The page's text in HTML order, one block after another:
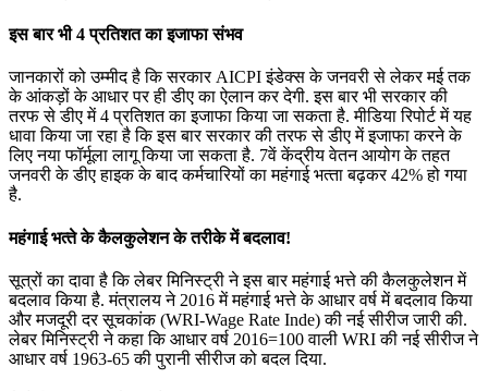
इस बार भी 4 प्रत‍िशत का इजाफा संभव
जानकारों को उम्‍मीद है क‍ि सरकार AICPI इंडेक्‍स के जनवरी से लेकर मई तक
के आंकड़ों के आधार पर ही डीए का ऐलान कर देगी. इस बार भी सरकार की
तरफ से डीए में 4 प्रत‍िशत का इजाफा क‍िया जा सकता है. मीड‍िया र‍िपोर्ट में यह
धावा क‍िया जा रहा है क‍ि इस बार सरकार की तरफ से डीए में इजाफा करने के
ल‍िए नया फॉर्मूला लागू क‍िया जा सकता है. 7वें केंद्रीय वेतन आयोग के तहत
जनवरी के डीए हाइक के बाद कर्मचार‍ियों का महंगाई भत्‍ता बढ़कर 42% हो गया
है.
महंगाई भत्‍ते के कैलकुलेशन के तरीके में बदलाव!
सूत्रों का दावा है क‍ि लेबर म‍िन‍िस्‍ट्री ने इस बार महंगाई भत्ते की कैलकुलेशन में
बदलाव क‍िया है. मंत्रालय ने 2016 में महंगाई भत्ते के आधार वर्ष में बदलाव किया
और मजदूरी दर सूचकांक (WRI-Wage Rate Inde) की नई सीरीज जारी की.
लेबर म‍िन‍िस्‍ट्री ने कहा कि आधार वर्ष 2016=100 वाली WRI की नई सीरीज ने
आधार वर्ष 1963-65 की पुरानी सीरीज को बदल दिया.